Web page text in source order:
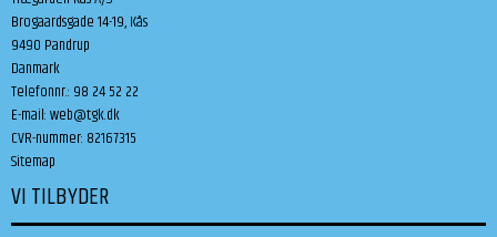
Brogaardsgade 14-19, Kås
9490 Pandrup
Danmark
Telefonnr.: 98 24 52 22
E-mail:web@tgk.dk
CVR-nummer: 82167315
Sitemap
VI TILBYDER